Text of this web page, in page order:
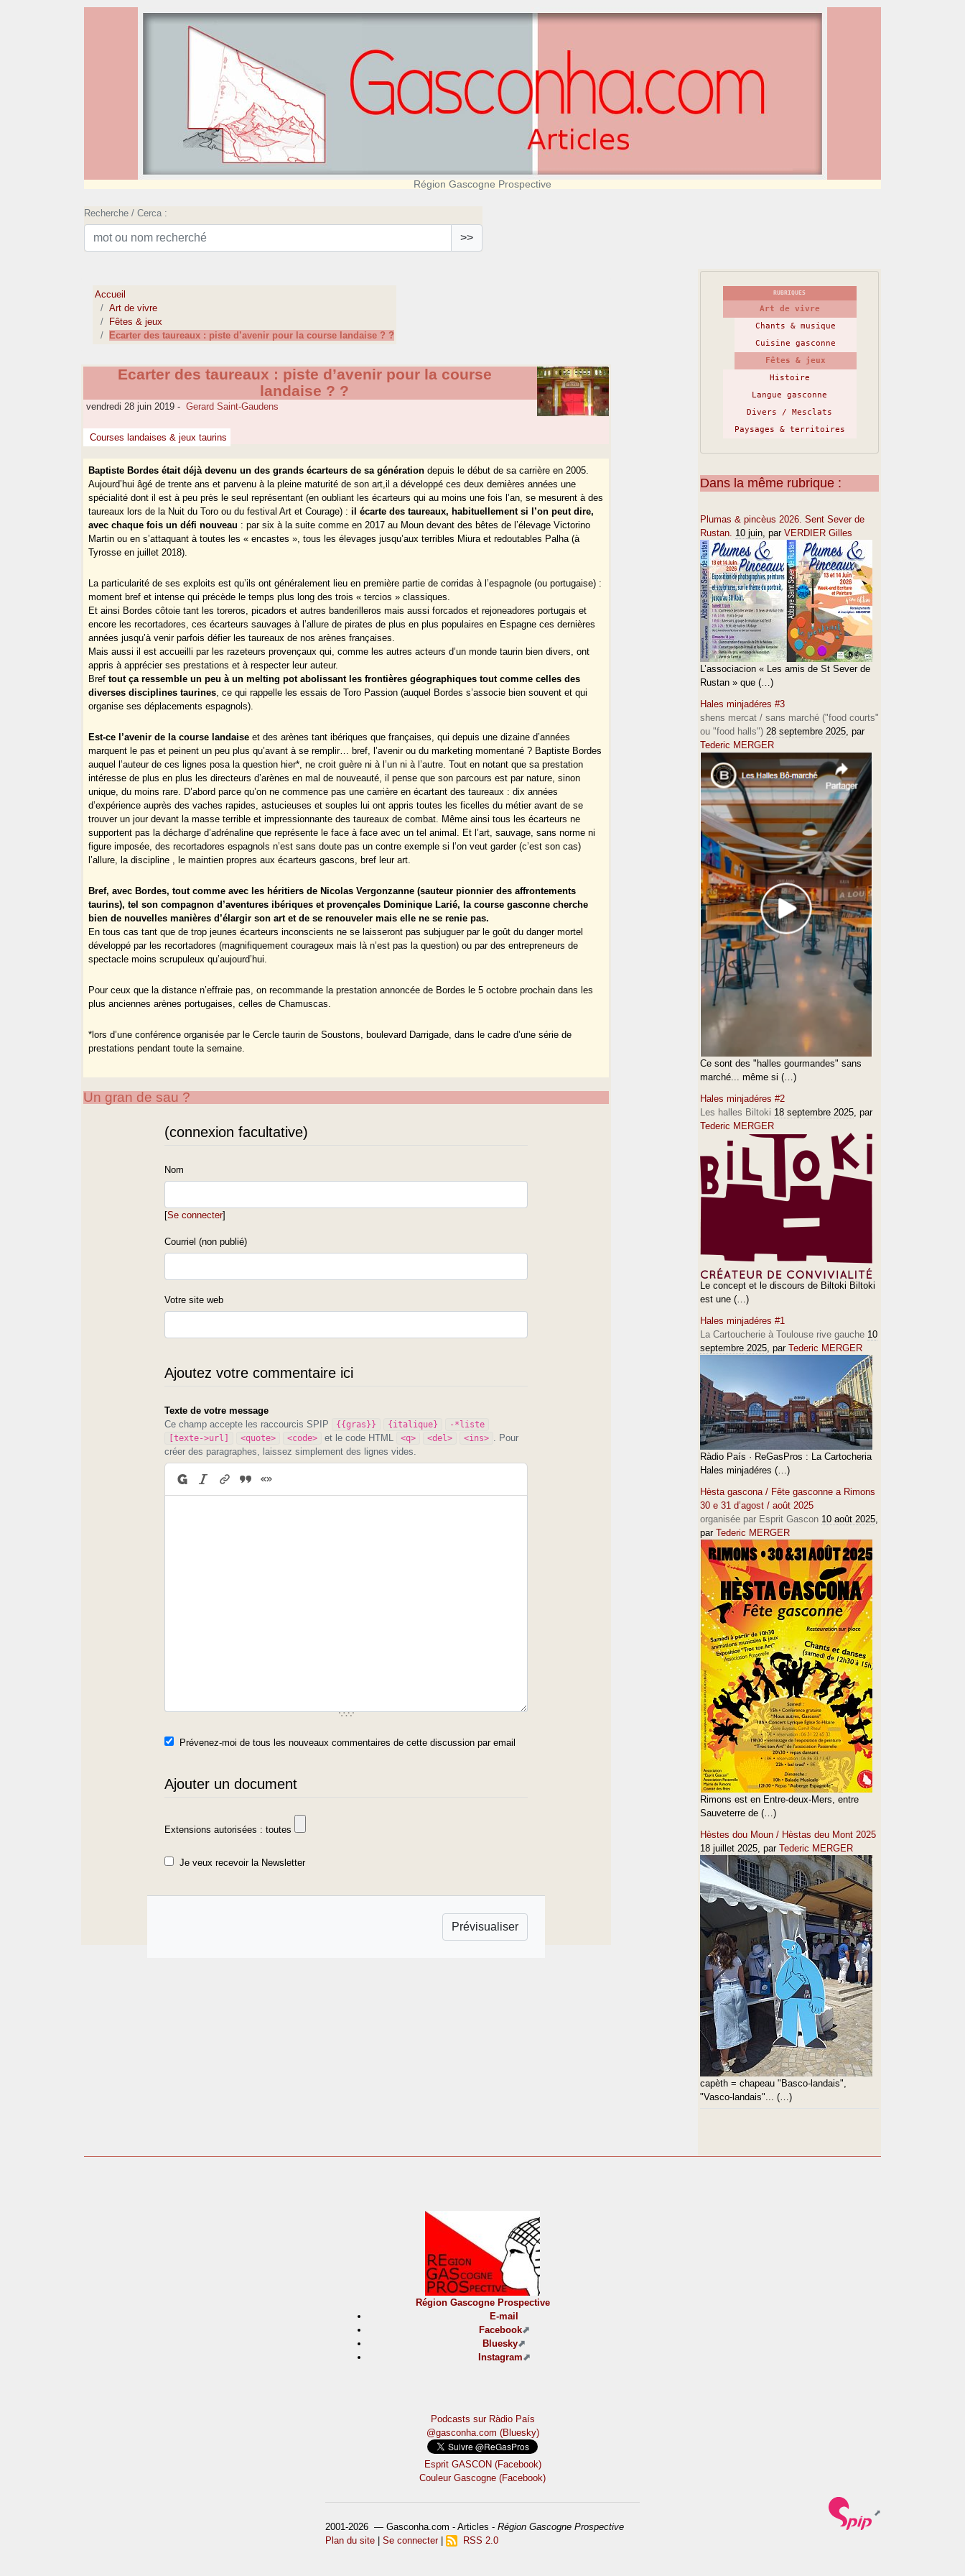
Région Gascogne Prospective
Recherche / Cerca :
>>
Accueil
Art de vivre
Fêtes & jeux
Ecarter des taureaux : piste d’avenir pour la course landaise ? ?
Ecarter des taureaux : piste d’avenir pour la course
landaise ? ?
vendredi 28 juin 2019 - Gerard Saint-Gaudens
Courses landaises & jeux taurins
Baptiste Bordes était déjà devenu un des grands écarteurs de sa génération depuis le début de sa carrière en 2005.
Aujourd’hui âgé de trente ans et parvenu à la pleine maturité de son art,il a développé ces deux dernières années une
spécialité dont il est à peu près le seul représentant (en oubliant les écarteurs qui au moins une fois l’an, se mesurent à des
taureaux lors de la Nuit du Toro ou du festival Art et Courage) :il écarte des taureaux, habituellement si l’on peut dire,
avec chaque fois un défi nouveau : par six à la suite comme en 2017 au Moun devant des bêtes de l’élevage Victorino
Martin ou en s’attaquant à toutes les « encastes », tous les élevages jusqu’aux terribles Miura et redoutables Palha (à
Tyrosse en juillet 2018).
La particularité de ses exploits est qu’ils ont généralement lieu en première partie de corridas à l’espagnole (ou portugaise) :
moment bref et intense qui précède le temps plus long des trois « tercios » classiques.
Et ainsi Bordes côtoie tant les toreros, picadors et autres banderilleros mais aussi forcados et rejoneadores portugais et
encore les recortadores, ces écarteurs sauvages à l’allure de pirates de plus en plus populaires en Espagne ces dernières
années jusqu’à venir parfois défier les taureaux de nos arènes françaises.
Mais aussi il est accueilli par les razeteurs provençaux qui, comme les autres acteurs d’un monde taurin bien divers, ont
appris à apprécier ses prestations et à respecter leur auteur.
Breftout ça ressemble un peu à un melting pot abolissant les frontières géographiques tout comme celles des
diverses disciplines taurines, ce qui rappelle les essais de Toro Passion (auquel Bordes s’associe bien souvent et qui
organise ses déplacements espagnols).
Est-ce l’avenir de la course landaise et des arènes tant ibériques que françaises, qui depuis une dizaine d’années
marquent le pas et peinent un peu plus qu’avant à se remplir… bref, l’avenir ou du marketing momentané ? Baptiste Bordes
auquel l’auteur de ces lignes posa la question hier*, ne croit guère ni à l’un ni à l’autre. Tout en notant que sa prestation
intéresse de plus en plus les directeurs d’arènes en mal de nouveauté, il pense que son parcours est par nature, sinon
unique, du moins rare. D’abord parce qu’on ne commence pas une carrière en écartant des taureaux : dix années
d’expérience auprès des vaches rapides, astucieuses et souples lui ont appris toutes les ficelles du métier avant de se
trouver un jour devant la masse terrible et impressionnante des taureaux de combat. Même ainsi tous les écarteurs ne
supportent pas la décharge d’adrénaline que représente le face à face avec un tel animal. Et l’art, sauvage, sans norme ni
figure imposée, des recortadores espagnols n’est sans doute pas un contre exemple si l’on veut garder (c’est son cas)
l’allure, la discipline , le maintien propres aux écarteurs gascons, bref leur art.
Bref, avec Bordes, tout comme avec les héritiers de Nicolas Vergonzanne (sauteur pionnier des affrontements
taurins), tel son compagnon d’aventures ibériques et provençales Dominique Larié, la course gasconne cherche
bien de nouvelles manières d’élargir son art et de se renouveler mais elle ne se renie pas.
En tous cas tant que de trop jeunes écarteurs inconscients ne se laisseront pas subjuguer par le goût du danger mortel
développé par les recortadores (magnifiquement courageux mais là n’est pas la question) ou par des entrepreneurs de
spectacle moins scrupuleux qu’aujourd’hui.
Pour ceux que la distance n’effraie pas, on recommande la prestation annoncée de Bordes le 5 octobre prochain dans les
plus anciennes arènes portugaises, celles de Chamuscas.
*lors d’une conférence organisée par le Cercle taurin de Soustons, boulevard Darrigade, dans le cadre d’une série de
prestations pendant toute la semaine.
Un gran de sau ?
(connexion facultative)
Nom
[Se connecter]
Courriel (non publié)
Votre site web
Ajoutez votre commentaire ici
Texte de votre message
Ce champ accepte les raccourcis SPIP
{{gras}} {italique}
-*liste
[texte->url]
<quote> <code> et le code HTML <q> <del> <ins>
. Pour
créer des paragraphes, laissez simplement des lignes vides.
Prévenez-moi de tous les nouveaux commentaires de cette discussion par email
Ajouter un document
Extensions autorisées : toutes
Je veux recevoir la Newsletter
RUBRIQUES
Art de vivre
Chants & musique
Cuisine gasconne
Fêtes & jeux
Histoire
Langue gasconne
Divers / Mesclats
Paysages & territoires
Dans la même rubrique :
Plumas & pincèus 2026. Sent Sever de
Rustan. 10 juin, par VERDIER Gilles
L’associacion « Les amis de St Sever de
Rustan » que (…)
Hales minjadéres #3
shens mercat / sans marché ("food courts"
ou "food halls") 28 septembre 2025, par
Tederic MERGER
Ce sont des "halles gourmandes" sans
marché... même si (…)
Hales minjadéres #2
Les halles Biltoki 18 septembre 2025, par
Tederic MERGER
Le concept et le discours de Biltoki Biltoki
est une (…)
Hales minjadéres #1
La Cartoucherie à Toulouse rive gauche 10
septembre 2025, par Tederic MERGER
Ràdio País · ReGasPros : La Cartocheria
Hales minjadéres (…)
Hèsta gascona / Fête gasconne a Rimons
30 e 31 d’agost / août 2025
organisée par Esprit Gascon 10 août 2025,
par Tederic MERGER
Rimons est en Entre-deux-Mers, entre
Sauveterre de (…)
Hèstes dou Moun / Hèstas deu Mont 2025
18 juillet 2025, par Tederic MERGER
capèth = chapeau "Basco-landais",
"Vasco-landais"... (…)
Région Gascogne Prospective
E-mail
Facebook
Bluesky
Instagram
Podcasts sur Ràdio País
@gasconha.com (Bluesky)
Esprit GASCON (Facebook)
Couleur Gascogne (Facebook)
2001-2026 — Gasconha.com - Articles - Région Gascogne Prospective
Plan du site
Se connecter| RSS 2.0